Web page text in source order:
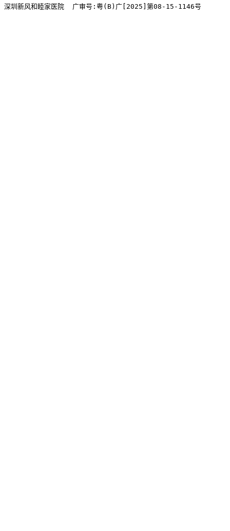
深圳新风和睦家医院  广审号:粤(B)广[2025]第08-15-1146号